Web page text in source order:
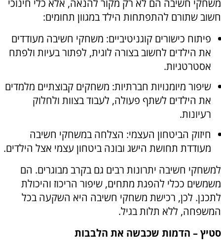
משחקי חשיבה הם לא רק מקור להנאה, אלא כלי חינוכי
חשוב שתורם להתפתחות הילד במגוון תחומים:
פיתוח כישורים קוגניטיביים: משחקי חשיבה מעודדים
את הילדים לחשוב בצורה לוגית, לפתור בעיות ולפתח
אסטרטגיות.
שיפור מיומנויות חברתיות: משחקים קבוצתיים מלמדים
את הילדים לשתף פעולה, לעבוד בצוות ולחלוק
רעיונות.
חיזוק הביטחון העצמי: הצלחה במשחקי חשיבה
מעודדת תחושת הישג ובונה ביטחון עצמי אצל הילדים.
למשחקי חשיבה יתרונות רבים גם בקרב מבוגרים. הם
משמשים ככלי להפגת מתחים, שיפור הריכוז והיכולת
לתכנן. לכן, רכישת משחקי חשיבה היא השקעה בכל
המשפחה, ללא תלות בגיל.
סטיץ – הדמות שכבשה את הלבבות